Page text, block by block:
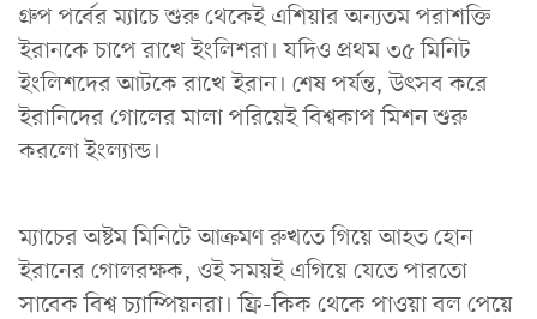
গ্রুপ পর্বের ম্যাচে শুরু থেকেই এশিয়ার অন্যতম পরাশক্তি
ইরানকে চাপে রাখে ইংলিশরা। যদিও প্রথম ৩৫ মিনিট
ইংলিশদের আটকে রাখে ইরান। শেষ পর্যন্ত, উৎসব করে
ইরানিদের গোলের মালা পরিয়েই বিশ্বকাপ মিশন শুরু
করলো ইংল্যান্ড।
ম্যাচের অষ্টম মিনিটে আক্রমণ রুখতে গিয়ে আহত হোন
ইরানের গোলরক্ষক, ওই সময়ই এগিয়ে যেতে পারতো
সাবেক বিশ্ব চ্যাম্পিয়নরা। ফ্রি-কিক থেকে পাওয়া বল পেয়ে